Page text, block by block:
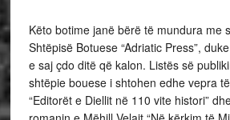
Këto botime janë bërë të mundura me
Shtëpisë Botuese “Adriatic Press”,
e saj çdo ditë që kalon. Listës së
shtëpie bouese i shtohen edhe vepra
“Editorët e Diellit në 110 vite histori”